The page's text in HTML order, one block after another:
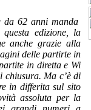
da 62 anni manda
edizione, la
anche grazie alla
delle partirte in
in diretta e Wi
chiusura. Ma c’è di
in differita sul sito
assoluta per la